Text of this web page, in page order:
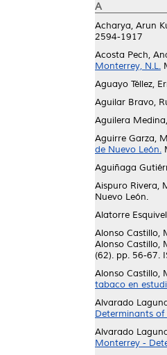
A
Acharya, Arun
2594-1917
Acosta Pech,
Monterrey, N.L.
Aguayo Téllez,
Aguilar Bravo,
Aguilera
Aguirre Garza,
de Nuevo León.
Aguiñaga
Aispuro Rivera,
Nuevo León.
Alatorre
Alonso Castillo,
Alonso Castillo,
(62). pp. 56-67.
Alonso Castillo,
tabaco en
Alvarado
Determinants
Alvarado
Monterrey -